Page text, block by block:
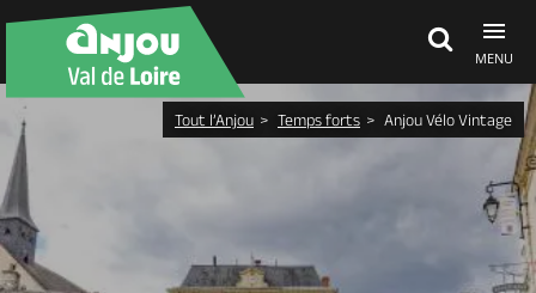
MENU
À voir, à faire
Tout l’Anjou Temps forts Anjou Vélo Vintage